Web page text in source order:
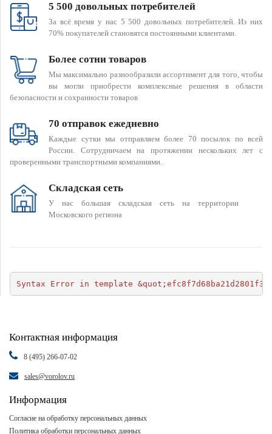
5 500 довольных потребителей
За всё время у нас 5 500 довольных потребителей. Из них
70% покупателей становятся постоянными клиентами.
Более сотни товаров
Мы максимально разнообразили ассортимент для того, чтобы
вы могли приобрести комплексные решения в области
безопасности и сохранности товаров
70 отправок ежедневно
Каждые сутки мы отправляем более 70 посылок по всей
России. Сотрудничаем на протяжении нескольких лет с
проверенными транспортными компаниями.
Складская сеть
У нас большая складская сеть на территории
Московского региона
Syntax Error in template
Контактная информация
8 (495) 266-07-02
sales@vorolov.ru
Информация
Согласие на обработку персональных данных
Политика обработки персональных данных